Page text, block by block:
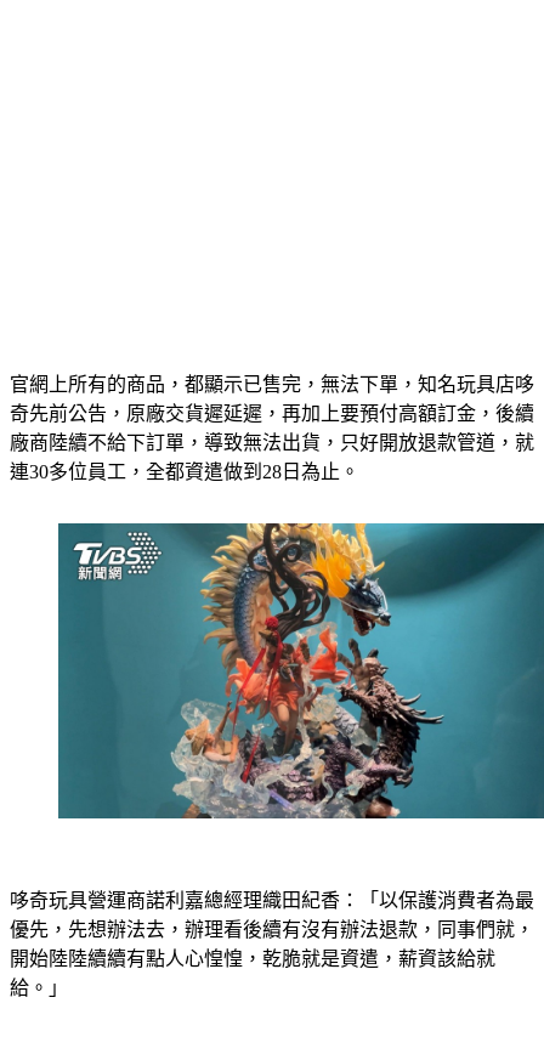
官網上所有的商品，都顯示已售完，無法下單，知名玩具店哆
奇先前公告，原廠交貨遲延遲，再加上要預付高額訂金，後續
廠商陸續不給下訂單，導致無法出貨，只好開放退款管道，就
連30多位員工，全都資遣做到28日為止。
哆奇玩具營運商諾利嘉總經理織田紀香：「以保護消費者為最
優先，先想辦法去，辦理看後續有沒有辦法退款，同事們就，
開始陸陸續續有點人心惶惶，乾脆就是資遣，薪資該給就
給。」